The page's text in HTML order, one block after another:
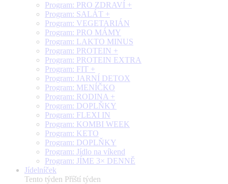
Program: PRO ZDRAVÍ +
Program: SALÁT +
Program: VEGETARIÁN
Program: PRO MÁMY
Program: LAKTO MINUS
Program: PROTEIN +
Program: PROTEIN EXTRA
Program: FIT +
Program: JARNÍ DETOX
Program: MENÍČKO
Program: RODINA +
Program: DOPLŇKY
Program: FLEXI IN
Program: KOMBI WEEK
Program: KETO
Program: DOPLŇKY
Program: Jídlo na víkend
Program: JÍME 3× DENNĚ
Jídelníček
Tento týden Příští týden